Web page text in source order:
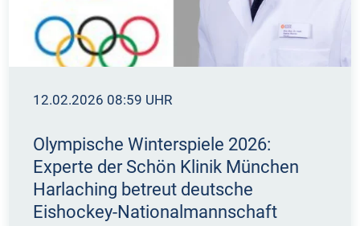
12.02.2026 08:59 UHR
Olympische Winterspiele 2026:
Experte der Schön Klinik München
Harlaching betreut deutsche
Eishockey-Nationalmannschaft